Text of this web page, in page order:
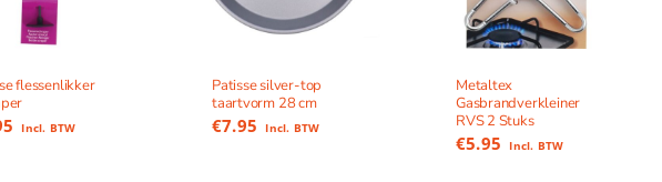
flessenlikker
Incl. BTW
Patisse silver-top
taartvorm 28 cm
€7.95 Incl. BTW
Metaltex
Gasbrandverkleiner
RVS 2 Stuks
€5.95 Incl. BTW